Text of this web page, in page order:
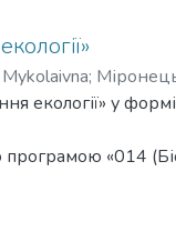
за все - це
наркотичними
на
життя й
;
екології» у
«014